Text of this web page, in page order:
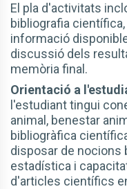
El pla d'activitats
bibliografia
informació
discussió dels
memòria final.
Orientació a
l'estudiant tingui
animal, benestar
bibliogràfica
disposar de nocions
estadística i
d'articles científics